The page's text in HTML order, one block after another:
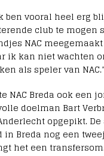
ben vooral heel erg
club te mogen
NAC
ik kan niet wachten
als speler van NAC.”
NAC Breda ook een
doelman Bart
opgepikt.
in Breda nog een
het een